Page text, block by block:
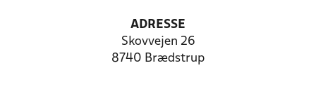
ADRESSE
Skovvejen 26
8740 Brædstrup